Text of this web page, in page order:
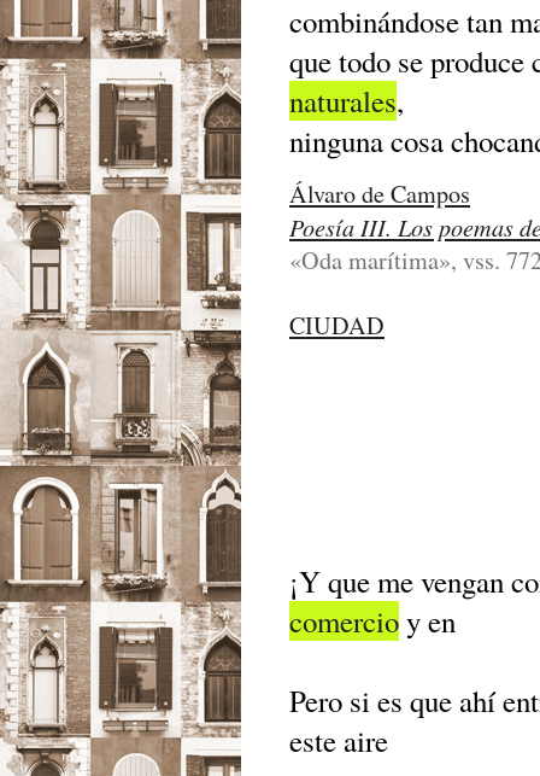
combinándose tan
que todo se produce
naturales,
ninguna cosa
Álvaro de Campos
Poesía III. Los poemas
«Oda marítima», vss.
CIUDAD
¡Y que me vengan
comercioy en
Pero si es que ahí
este aire